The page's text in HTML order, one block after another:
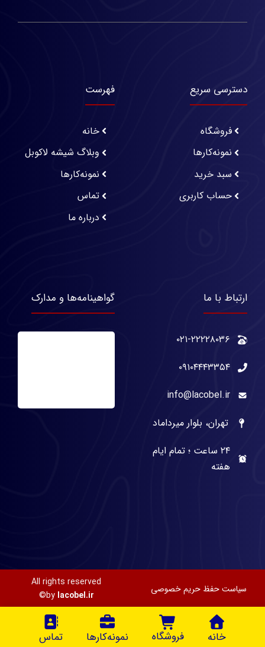
خانه فروشگاه نمونه‌کارها تماس
دسترسی سریع
فروشگاه
نمونه‌کارها
سبد خرید
حساب کاربری
فهرست
خانه
وبلاگ شیشه لاکوبل
نمونه‌کارها
تماس
درباره ما
ارتباط با ما
۰۲۱-۲۲۲۲۸۰۳۶
۰۹۱۰۴۴۴۳۳۵۴
info@lacobel.ir
تهران، بلوار میرداماد
۲۴ ساعت ؛ تمام ایام
هفته
گواهینامه‌ها و مدارک
سیاست حفظ حریم خصوصی
All rights reserved
by lacobel.ir
©